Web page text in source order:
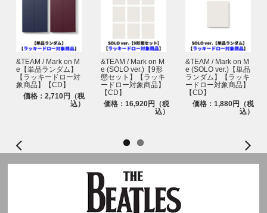
②メンバー個別オンライントーク
■プレゼント企画
●プレゼント内容：メンバー全員サイン入り告知ポスター
※本イベントは、応募抽選方式です。上記スケジュールを必ずご確認くださ
い。
※各回の締切間近などの時間帯によっては、応募画面に繋がりにくい場合が
ございます。余裕を持ってご応募ください。
期間以外はご応募いただけません。あらかじめご了承ください。
※商品受取日と上記スケジュールを必ずご自身でご確認の上、ご購入・ご応
募ください。
※イベントの詳細はHPよりご確認ください。
https://www.universal-music.co.jp/andteam/news/2025-10-24/
をご購入いただく場合、ラッキードローイベントの対象外になりますのでご
注意ください。
※商品のお届け予定日は各対象販売ページでご確認ください。
■注意事項
・【ラッキードロー対象商品】一般盤、ソロ盤、Photocard Box、3形態セ
ット、ソロ盤9形態セットのいずれか1枚または1セットご予約と同時に自動
エントリーとなり、お客様からの応募作業は必要ございません。
・CD1枚のご購入につき、ラッキードロー先着特典「メンバー別フォトカ
(全9種)を入れてお届けいたします。
・お一人様何度でもご予約・ご購入可能ですが、商品は数に限りがありま
す。各ストアの上限数に達し次第、販売を終了いたしますが、商品数の追加
確保が可能な場合、再販売を行う場合がございます。
・セット商品をご購入の場合は枚数分に応じたラッキードロー先着特典「メ
ンバー別フォトカード」をプレゼントいたします (3形態セット購入で3枚、
ソロ盤9形態セットで9枚)。
&TEAM / Mark on M
e【単品ランダム】
【ラッキードロー対
象商品】【CD】
価格：2,710円（税
込）
&TEAM / Mark on M
e (SOLO ver.)【9形
態セット】【ラッキ
ードロー対象商品】
【CD】
価格：16,920円（税
込）
&TEAM / Mark on M
e (SOLO ver.)【単品
ランダム】【ラッキ
ードロー対象商品】
【CD】
価格：1,880円（税
込）